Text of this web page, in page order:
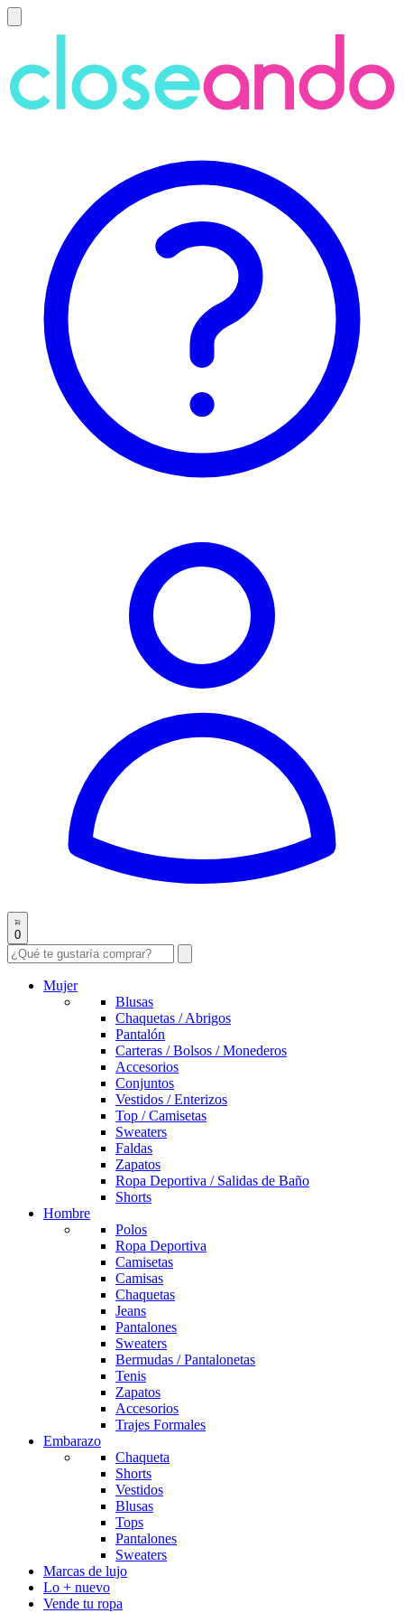
0
Mujer
Blusas
Chaquetas / Abrigos
Pantalón
Carteras / Bolsos / Monederos
Accesorios
Conjuntos
Vestidos / Enterizos
Top / Camisetas
Sweaters
Faldas
Zapatos
Ropa Deportiva / Salidas de Baño
Shorts
Hombre
Polos
Ropa Deportiva
Camisetas
Camisas
Chaquetas
Jeans
Pantalones
Sweaters
Bermudas / Pantalonetas
Tenis
Zapatos
Accesorios
Trajes Formales
Embarazo
Chaqueta
Shorts
Vestidos
Blusas
Tops
Pantalones
Sweaters
Marcas de lujo
Lo + nuevo
Vende tu ropa